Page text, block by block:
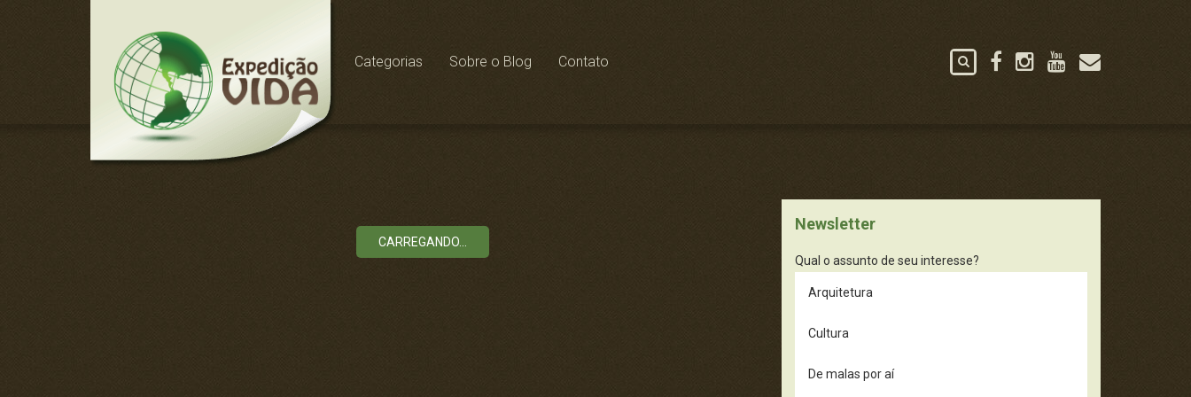
Categorias Sobre o Blog Contato
CARREGANDO...
Newsletter
Qual o assunto de seu interesse?
Arquitetura
Cultura
De malas por aí